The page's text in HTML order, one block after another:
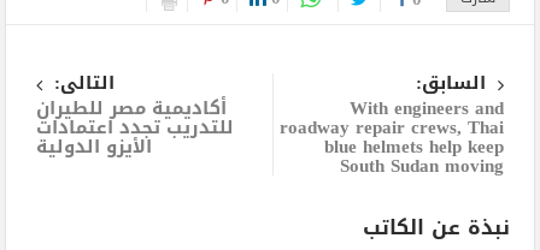
السابق:
With engineers and
roadway repair crews, Thai
blue helmets help keep
South Sudan moving
التالى:
أكاديمية مصر للطيران
للتدريب تجدد اعتمادات
الأيزو الدولية
نبذة عن الكاتب